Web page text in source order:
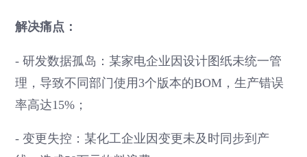
解决痛点：
- 研发数据孤岛：某家电企业因设计图纸未统一管
理，导致不同部门使用3个版本的BOM，生产错误
率高达15%；
- 变更失控：某化工企业因变更未及时同步到产